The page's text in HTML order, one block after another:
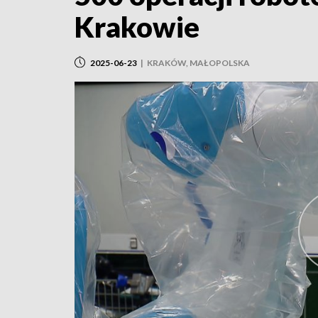
Krakowie
2025-06-23 | KRAKÓW, MAŁOPOLSKA